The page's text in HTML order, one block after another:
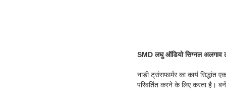
SMD लघु ऑडियो सिग्नल अलगाव
नाड़ी ट्रांसफार्मर का कार्य
परिवर्तित करने के लिए करता है।